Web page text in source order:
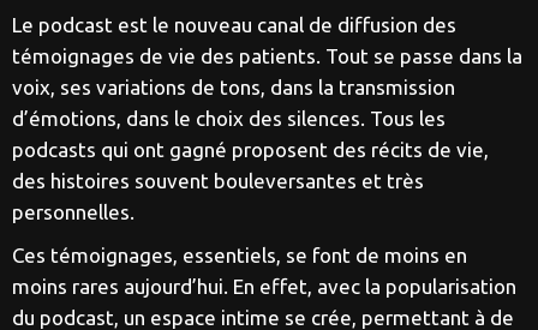
Le podcast est le nouveau canal de diffusion des
témoignages de vie des patients. Tout se passe dans la
voix, ses variations de tons, dans la transmission
d’émotions, dans le choix des silences. Tous les
podcasts qui ont gagné proposent des récits de vie,
des histoires souvent bouleversantes et très
personnelles.
Ces témoignages, essentiels, se font de moins en
moins rares aujourd’hui. En effet, avec la popularisation
du podcast, un espace intime se crée, permettant à de